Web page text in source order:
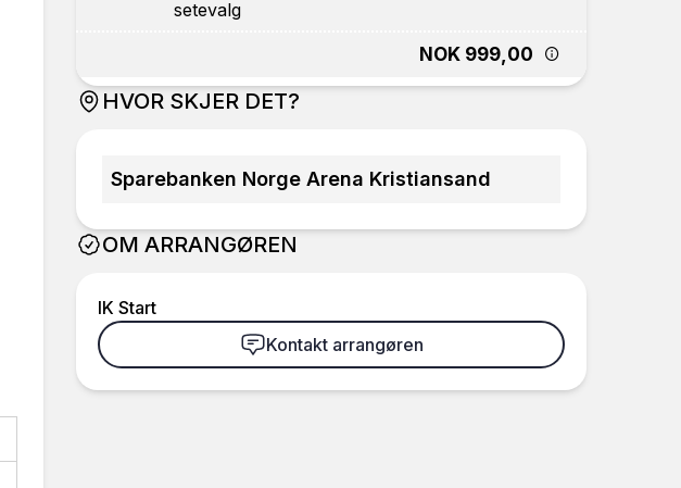
NOK 999,00
HVOR SKJER DET?
Sparebanken Norge Arena Kristiansand
OM ARRANGØREN
IK Start
Kontakt arrangøren